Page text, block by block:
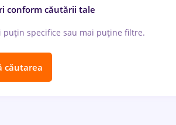
conform căutării tale
specifice sau mai puține filtre.
căutarea